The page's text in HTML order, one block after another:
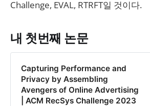
Challenge, EVAL, RTRFT일 것이다.
내 첫번째 논문
Capturing Performance and
Privacy by Assembling
Avengers of Online Advertising
| ACM RecSys Challenge 2023